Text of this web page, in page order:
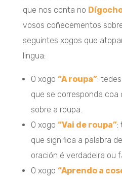
que nos conta no
vosos coñecementos
seguintes xogos que
lingua:
O xogo “A roupa”:
que se corresponda coa
sobre a roupa.
O xogo “Vai de roupa”:
que significa a palabra
oración é verdadeira ou
O xogo “Aprendo a